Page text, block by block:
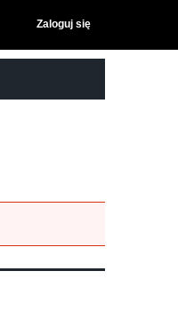
Zaloguj się